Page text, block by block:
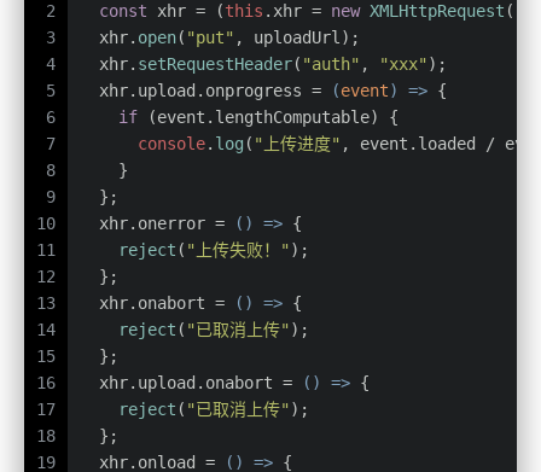
2
3
4
5
6
7
8
9
10
11
12
13
14
15
16
17
18
19
const xhr = (this . xhr = new XMLHttpRequest
  xhr.
open( "put" , uploadUrl);
  xhr.
setRequestHeader( "auth" , "xxx" );
  xhr.
upload . onprogress = (event) => {
if (event. lengthComputable) {
console. log ( "上传进度" , event. loaded
/
    }
  };
  xhr.
onerror = () => {
reject ( "上传失败！" );
  };
  xhr.
onabort = () => {
reject ( "已取消上传" );
  };
  xhr.
upload . onabort = () => {
reject ( "已取消上传" );
  };
  xhr.
onload = () => {